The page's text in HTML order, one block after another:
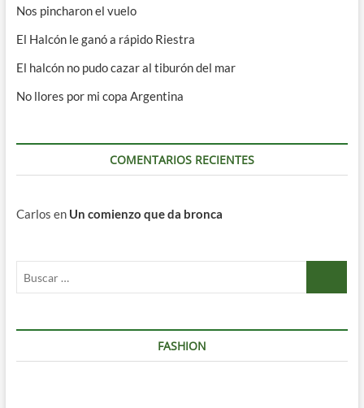
Nos pincharon el vuelo
El Halcón le ganó a rápido Riestra
El halcón no pudo cazar al tiburón del mar
No llores por mi copa Argentina
COMENTARIOS RECIENTES
Carlos en Un comienzo que da bronca
FASHION